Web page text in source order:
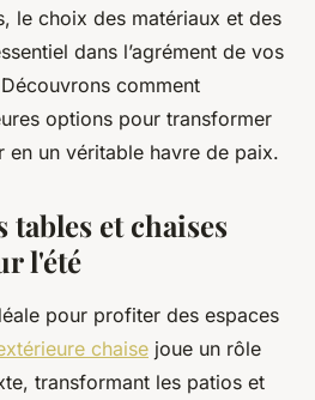
de lecture
le choix des matériaux et des
dans l’agrément de vos
comment
options pour transformer
en un véritable havre de paix.
et chaises
l'été
pour profiter des espaces
chaise joue un rôle
transformant les patios et